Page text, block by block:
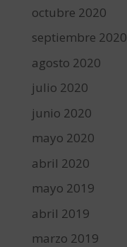
octubre 2020
septiembre 2020
agosto 2020
julio 2020
junio 2020
mayo 2020
abril 2020
mayo 2019
abril 2019
marzo 2019